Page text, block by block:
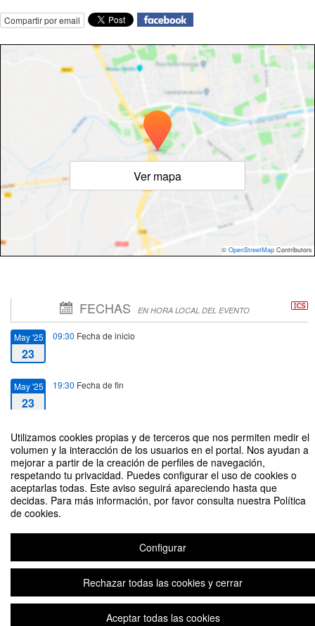
Utilizamos cookies propias y de terceros que nos permiten medir el
volumen y la interacción de los usuarios en el portal. Nos ayudan a
mejorar a partir de la creación de perfiles de navegación,
respetando tu privacidad. Puedes configurar el uso de cookies o
aceptarlas todas. Este aviso seguirá apareciendo hasta que
decidas. Para más información, por favor consulta nuestra Política
de cookies.
Configurar
Rechazar todas las cookies y cerrar
Aceptar todas las cookies
Compartir por email
Ver mapa
© OpenStreetMap Contributors
FECHAS EN HORA LOCAL DEL EVENTO
May '25
23
09:30 Fecha de inicio
May '25
23
19:30 Fecha de fin
Simposio "Estética y deshumanización. Conexiones"
Organizado por Grupo de Estética y Teoría de las Artes (GEsTA), Fundación
Ortega-Marañón, Instituto de Iberoamérica, Universidad de Salamanca,
Aviso legal|Contacto
Plataforma de organización de eventos Symposium
Copyright © 2026